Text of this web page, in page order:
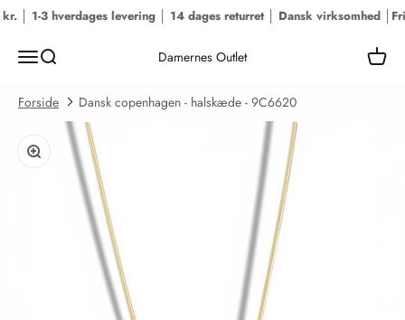
Spring til indhold
1-3 hverdages levering │ 14 dages returret │ Dansk virksomhed │
MenuSøg Damernes Outlet Kurv
Forside Dansk copenhagen - halskæde - 9C6620
Zoom